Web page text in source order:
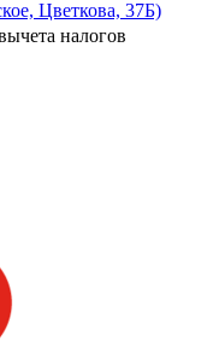
Цветкова, 37Б)
налогов